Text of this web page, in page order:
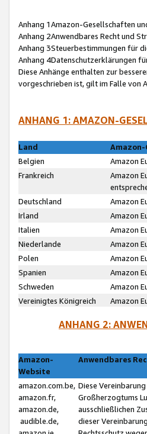
Anhang 1Amazon-Gesellschaften
Anhang 2Anwendbares Recht und
Anhang 3Steuerbestimmungen für
Anhang 4Datenschutzerklärungen
Diese Anhänge enthalten zur
vorgeschrieben ist, gilt im Falle von
ANHANG 1: AMAZON-
Land
Belgien
Amazon
Frankreich
Amazon
Deutschland
Amazon
Irland
Amazon
Italien
Amazon
Niederlande
Amazon
Polen
Amazon
Spanien
Amazon
Schweden
Amazon
Vereinigtes Königreich
Amazon
ANHANG 2:
Amazon-
Website
Anwendbares
amazon.com.be,
amazon.fr,
amazon.de,
audible.de,
Diese
Großherzogtums
ausschließlichen
dieser